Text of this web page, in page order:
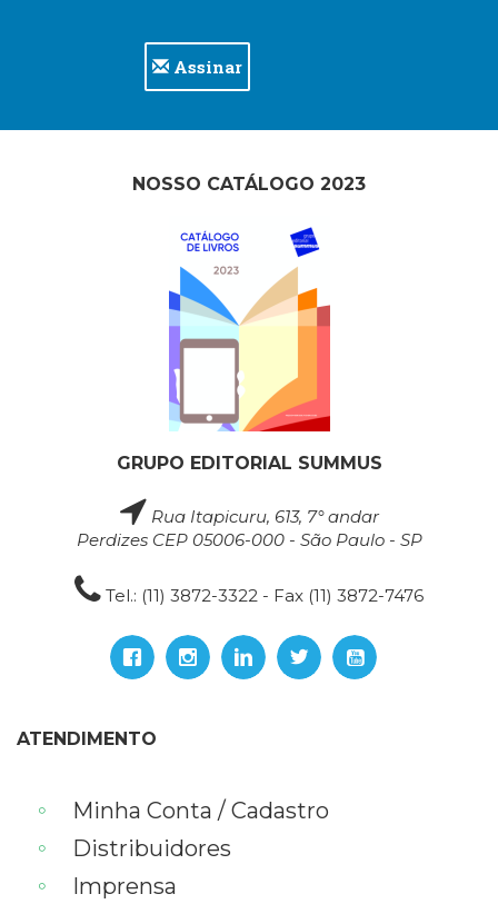
Assinar
NOSSO CATÁLOGO 2023
GRUPO EDITORIAL SUMMUS
Rua Itapicuru, 613, 7° andar
Perdizes CEP 05006-000 - São Paulo - SP
Tel.: (11) 3872-3322 - Fax (11) 3872-7476
ATENDIMENTO
Minha Conta / Cadastro
Distribuidores
Imprensa